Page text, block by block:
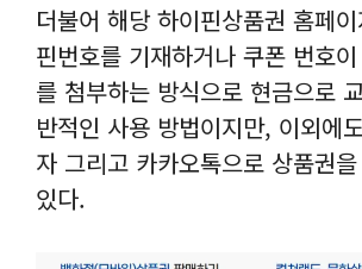
더불어 해당 하이핀상품권 홈페
핀번호를 기재하거나 쿠폰 번호
를 첨부하는 방식으로 현금으로
반적인 사용 방법이지만, 이외에
자 그리고 카카오톡으로 상품권
있다.